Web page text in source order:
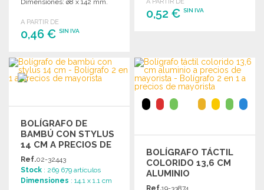
Dimensiones: ø8 x 142 mm.
A PARTIR DE
0,46 € SIN IVA
PEDIR
Solicitar un presupuesto
0,52 €SIN IVA
Solicitar un presupuesto
BOLÍGRAFO DE
BAMBÚ CON STYLUS
14 CM A PRECIOS DE
MAYORISTA
Ref.02-32443
Stock : 269 679 artículos
Dimensiones : 14.1 x 1.1 cm
BOLÍGRAFO TÁCTIL
COLORIDO 13,6 CM
ALUMINIO
Ref.19-33874